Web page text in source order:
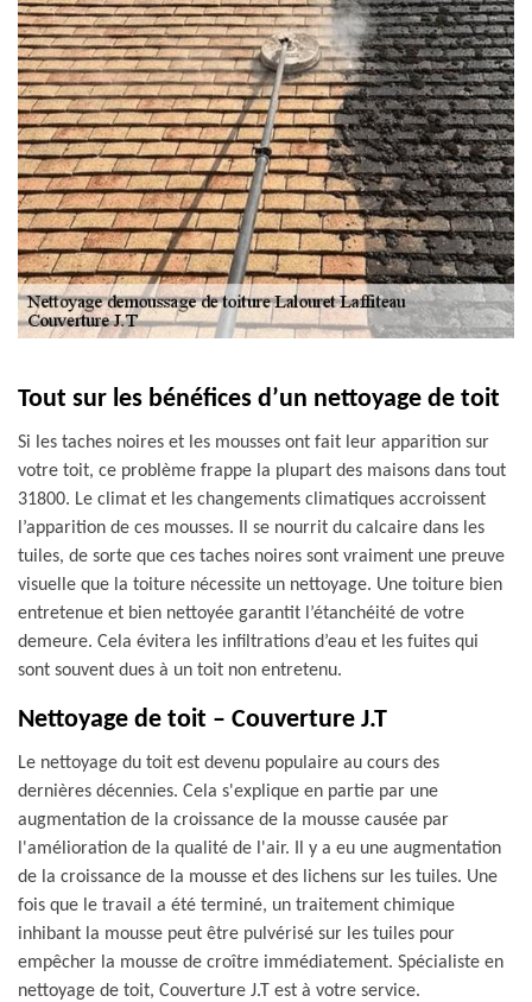
Tout sur les bénéfices d’un nettoyage de toit
Si les taches noires et les mousses ont fait leur apparition sur
votre toit, ce problème frappe la plupart des maisons dans tout
31800. Le climat et les changements climatiques accroissent
l’apparition de ces mousses. Il se nourrit du calcaire dans les
tuiles, de sorte que ces taches noires sont vraiment une preuve
visuelle que la toiture nécessite un nettoyage. Une toiture bien
entretenue et bien nettoyée garantit l’étanchéité de votre
demeure. Cela évitera les infiltrations d’eau et les fuites qui
sont souvent dues à un toit non entretenu.
Nettoyage de toit – Couverture J.T
Le nettoyage du toit est devenu populaire au cours des
dernières décennies. Cela s'explique en partie par une
augmentation de la croissance de la mousse causée par
l'amélioration de la qualité de l'air. Il y a eu une augmentation
de la croissance de la mousse et des lichens sur les tuiles. Une
fois que le travail a été terminé, un traitement chimique
inhibant la mousse peut être pulvérisé sur les tuiles pour
empêcher la mousse de croître immédiatement. Spécialiste en
nettoyage de toit, Couverture J.T est à votre service.